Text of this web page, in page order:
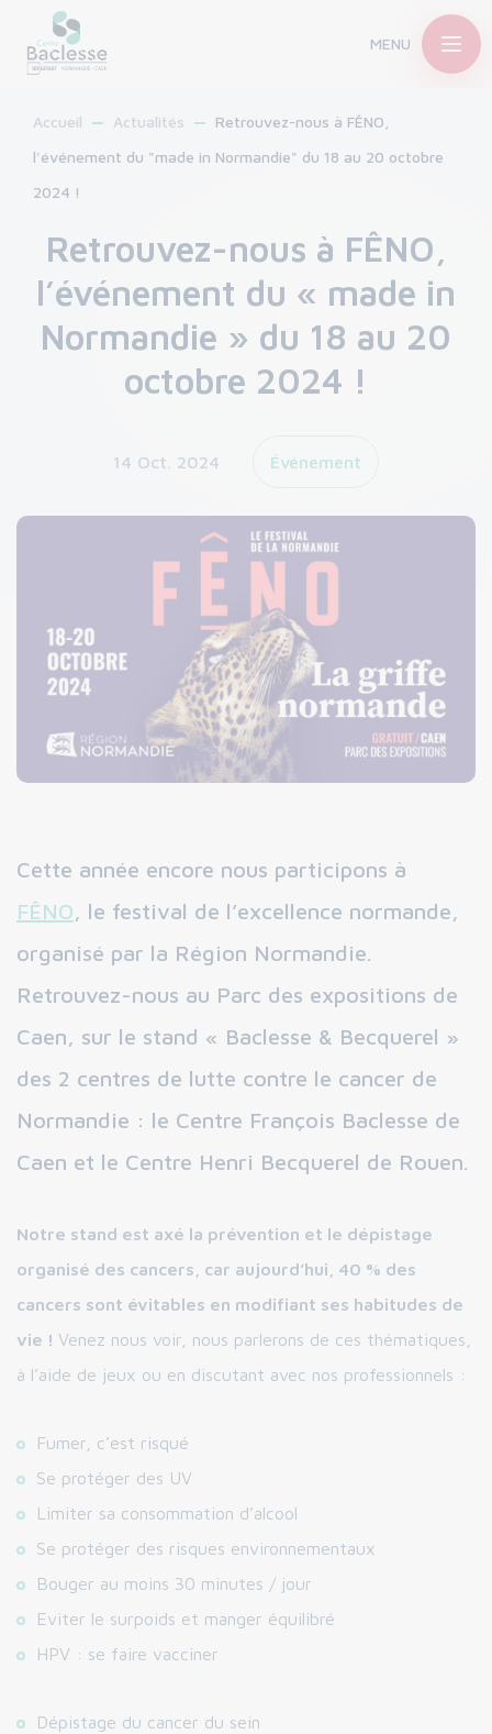
MENU
Accueil Actualités
Retrouvez-nous à FÊNO,
l'événement du "made in Normandie" du 18 au 20 octobre
2024 !
Retrouvez-nous à FÊNO,
l’événement du « made in
Normandie » du 18 au 20
octobre 2024 !
14 Oct. 2024 Événement
Cette année encore nous participons à
FÊNO, le festival de l’excellence normande,
organisé par la Région Normandie.
Retrouvez-nous au Parc des expositions de
Caen, sur le stand « Baclesse & Becquerel »
des 2 centres de lutte contre le cancer de
Normandie : le Centre François Baclesse de
Caen et le Centre Henri Becquerel de Rouen.
Notre stand est axé la prévention et le dépistage
organisé des cancers, car aujourd’hui, 40 % des
cancers sont évitables en modifiant ses habitudes de
vie ! Venez nous voir, nous parlerons de ces thématiques,
à l’aide de jeux ou en discutant avec nos professionnels :
Fumer, c’est risqué
Se protéger des UV
Limiter sa consommation d’alcool
Se protéger des risques environnementaux
Bouger au moins 30 minutes / jour
Eviter le surpoids et manger équilibré
HPV : se faire vacciner
Dépistage du cancer du sein